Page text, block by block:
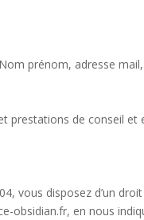
prénom, adresse
prestations de conseil
disposez d’un droit
obsidian.fr, en nous